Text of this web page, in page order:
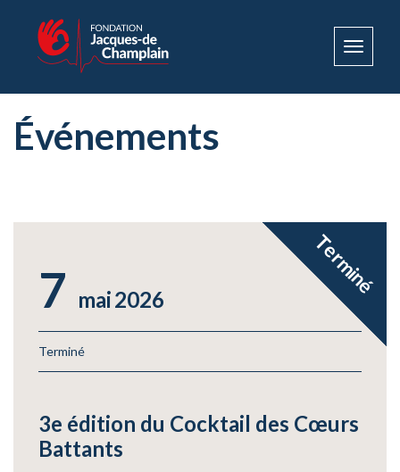
Toggle
Événements
Terminé
7 mai2026
Terminé
3e édition du Cocktail des Cœurs
Battants